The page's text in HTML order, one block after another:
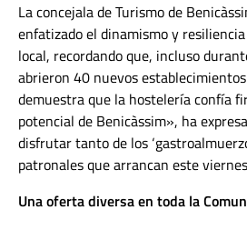
La concejala de Turismo de
enfatizado el dinamismo y
local, recordando que, incluso
abrieron 40 nuevos
demuestra que la hostelería confía
potencial de Benicàssim», ha
disfrutar tanto de los
patronales que arrancan este
Una oferta diversa en toda la